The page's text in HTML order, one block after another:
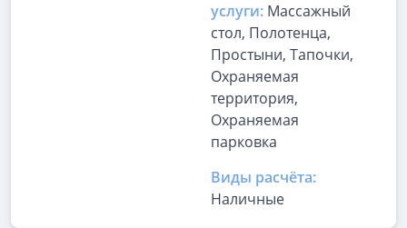
услуги: Массажный
стол, Полотенца,
Простыни, Тапочки,
Охраняемая
территория,
Охраняемая
парковка
Виды расчёта:
Наличные